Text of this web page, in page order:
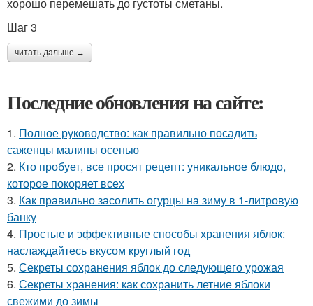
Шаг 3
читать дальше →
Последние обновления на сайте:
1. Полное руководство: как правильно посадить
саженцы малины осенью
2. Кто пробует, все просят рецепт: уникальное блюдо,
которое покоряет всех
3. Как правильно засолить огурцы на зиму в 1-литровую
банку
4. Простые и эффективные способы хранения яблок:
наслаждайтесь вкусом круглый год
5. Секреты сохранения яблок до следующего урожая
6. Секреты хранения: как сохранить летние яблоки
свежими до зимы